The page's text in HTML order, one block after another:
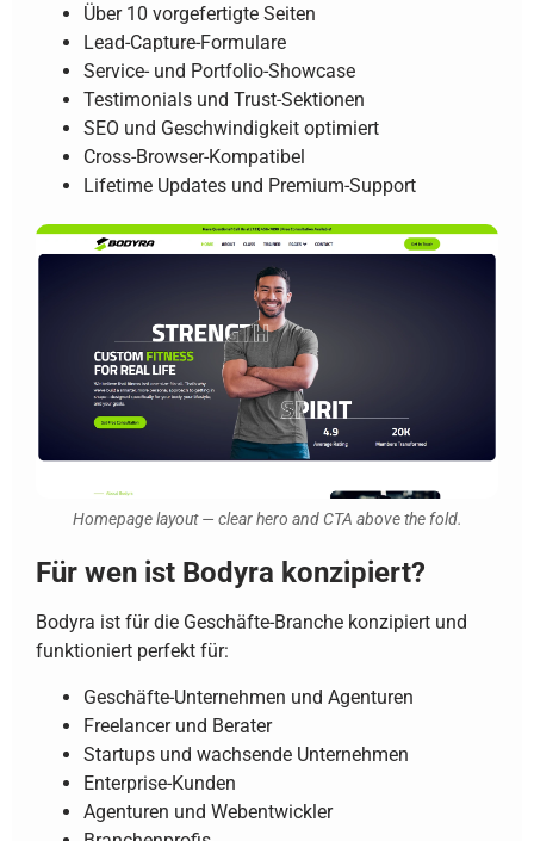
Über 10 vorgefertigte Seiten
Lead-Capture-Formulare
Service- und Portfolio-Showcase
Testimonials und Trust-Sektionen
SEO und Geschwindigkeit optimiert
Cross-Browser-Kompatibel
Lifetime Updates und Premium-Support
Homepage layout — clear hero and CTA above the fold.
Für wen ist Bodyra konzipiert?
Bodyra ist für die Geschäfte-Branche konzipiert und
funktioniert perfekt für:
Geschäfte-Unternehmen und Agenturen
Freelancer und Berater
Startups und wachsende Unternehmen
Enterprise-Kunden
Agenturen und Webentwickler